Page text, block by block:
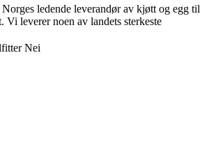
Nei
Norges ledende leverandør av kjøtt og egg til
Vi leverer noen av landets sterkeste